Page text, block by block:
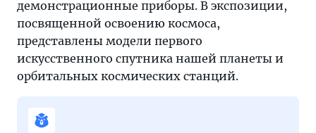
демонстрационные приборы. В экспозиции,
посвященной освоению космоса,
представлены модели первого
искусственного спутника нашей планеты и
орбитальных космических станций.